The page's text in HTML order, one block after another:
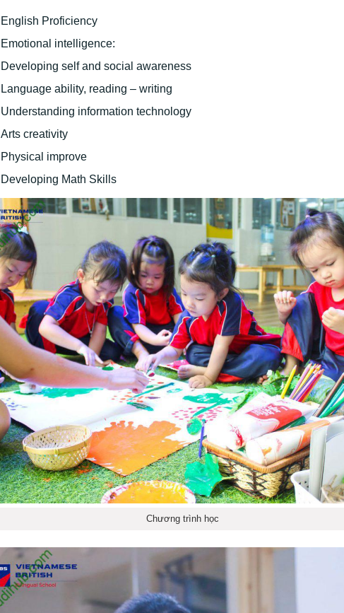
English Proficiency
Emotional intelligence:
Developing self and social awareness
Language ability, reading – writing
Understanding information technology
Arts creativity
Physical improve
Developing Math Skills
Chương trình học